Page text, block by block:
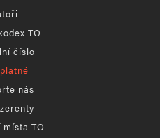
TO
číslo
nás
TO